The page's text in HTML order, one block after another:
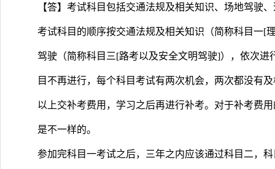
【答】考试科目包括交通法规及相关知识、场地驾驶
考试科目的顺序按交通法规及相关知识（简称科目一[
驾驶（简称科目三[路考以及安全文明驾驶]），依次
目不再进行，每个科目考试有两次机会，两次都没有
以上交补考费用，学习之后再进行补考。对于补考费
是不一样的。
参加完科目一考试之后，三年之内应该通过科目二，